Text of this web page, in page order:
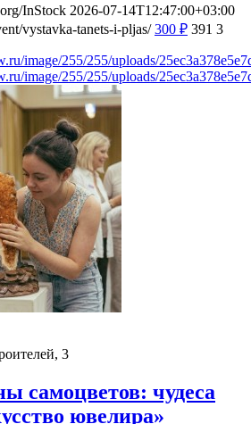
InStock 2026-07-14T12:47:00+03:00
vystavka-tanets-i-pljas/ 300 ₽ 391 3
image/255/255/uploads/
image/255/255/uploads/
3
самоцветов: чудеса
ювелира»